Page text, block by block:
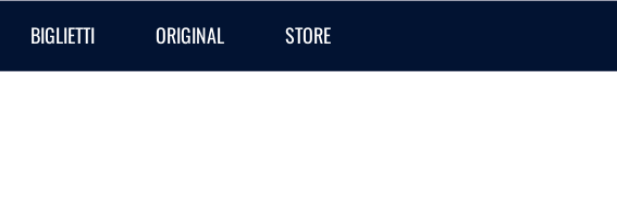
BIGLIETTI ORIGINAL STORE